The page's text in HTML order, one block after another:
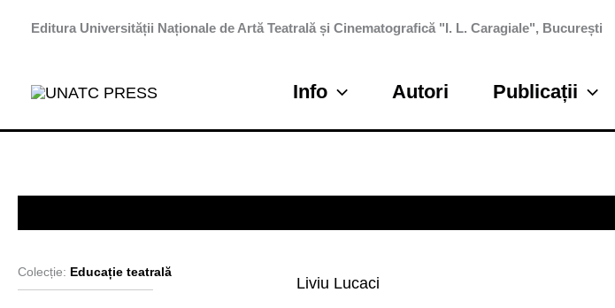
Editura Universității Naționale de Artă Teatrală și Cinematografică "I. L. Caragiale", București
Info Autori Publicații
Colecție: Educație teatrală
Liviu Lucaci